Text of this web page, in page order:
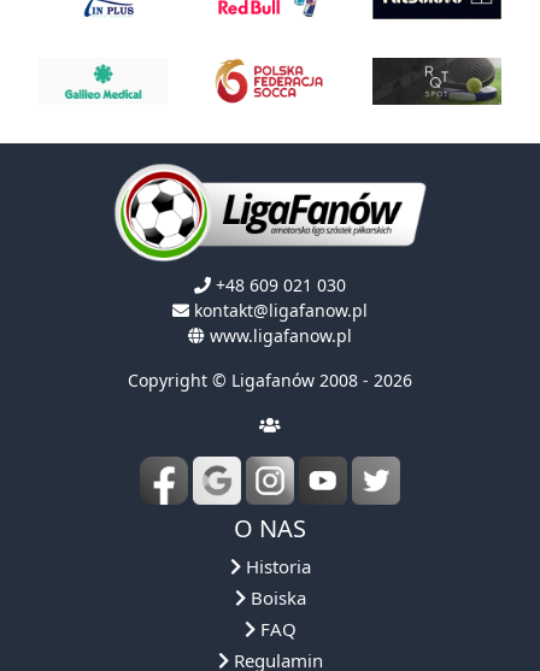
+48 609 021 030
kontakt@ligafanow.pl
www.ligafanow.pl
Copyright © Ligafanów 2008 - 2026
O NAS
Historia
Boiska
FAQ
Regulamin